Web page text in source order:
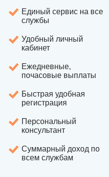
Единый сервис на все
службы
Удобный личный
кабинет
Ежедневные,
почасовые выплаты
Быстрая удобная
регистрация
Персональный
консультант
Суммарный доход по
всем службам